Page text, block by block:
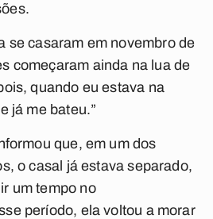
se casaram em novembro de
começaram ainda na lua de
quando eu estava na
já me bateu.”
que, em um dos
o casal já estava separado,
um tempo no
período, ela voltou a morar